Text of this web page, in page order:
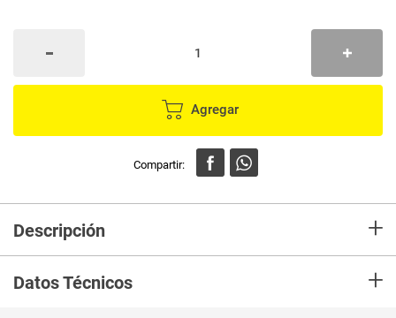
Agregar
Descripción +
Datos Técnicos +